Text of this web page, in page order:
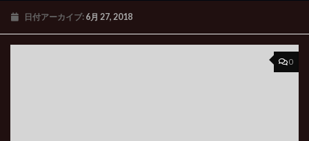
日付アーカイブ: 6月 27, 2018
0